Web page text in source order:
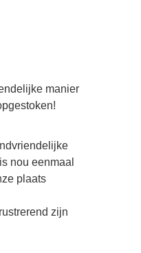
manier
nou eenmaal
plaats
zijn